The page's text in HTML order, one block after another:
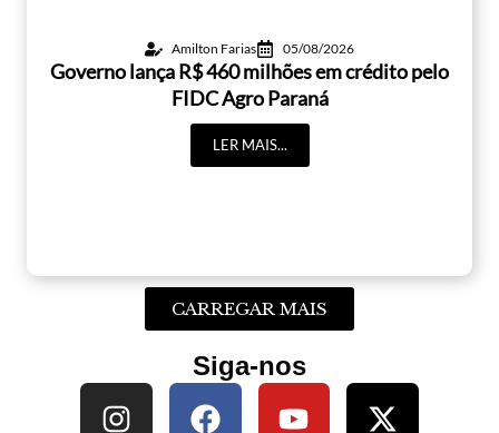
Amilton Farias 05/08/2026
Governo lança R$ 460 milhões em crédito pelo
FIDC Agro Paraná
LER MAIS...
CARREGAR MAIS
Siga-nos